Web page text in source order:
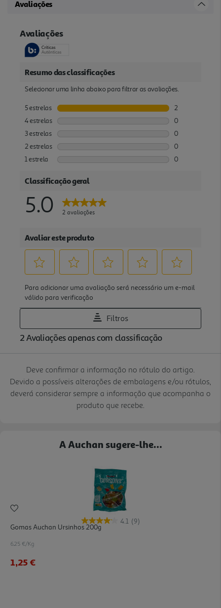
Avaliações
Deve confirmar a informação no rótulo do artigo.
Devido a possíveis alterações de embalagens e/ou rótulos,
deverá considerar sempre a informação que acompanha o
produto que recebe.
A Auchan sugere-lhe...
4.1 (9)
Gomas Auchan Ursinhos 200g
6.25 €/Kg
1,25 €